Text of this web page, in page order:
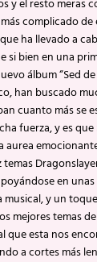
el resto meras
complicado
ha llevado a
bien en una
álbum “Sed
han buscado
cuanto más se
fuerza, y es
aurea
en
y un
mejores temas
que esta nos
a cortes más